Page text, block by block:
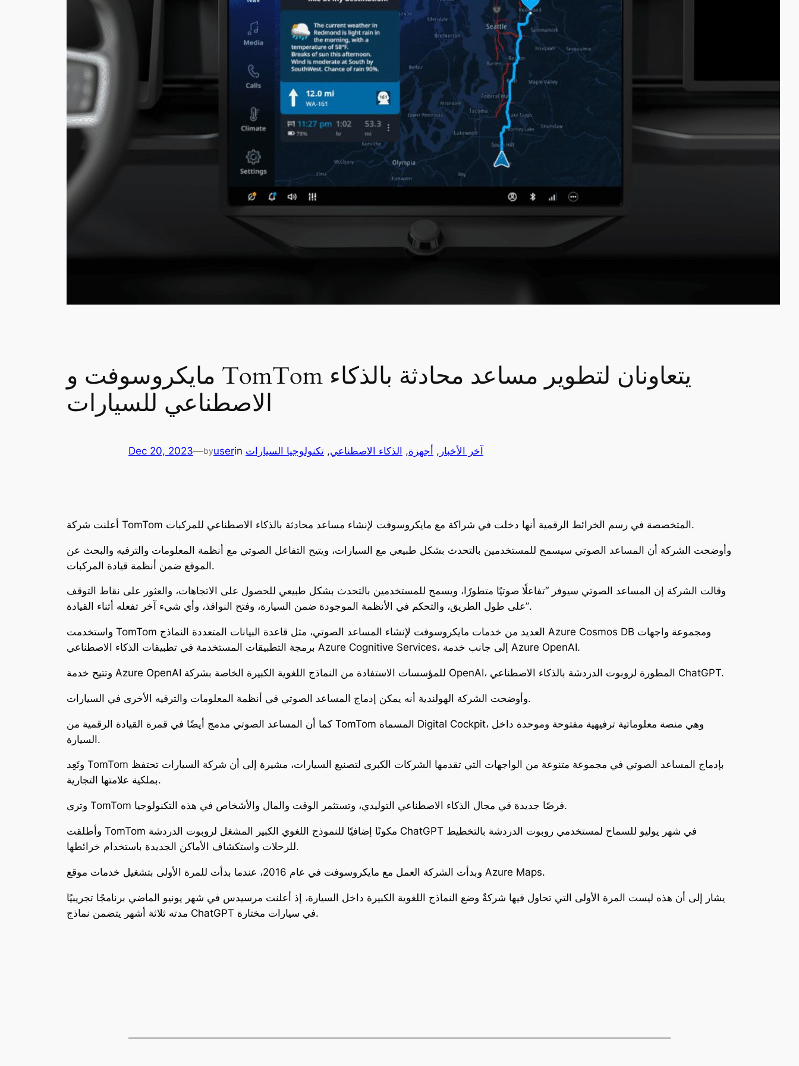
مايكروسوفت و TomTom يتعاونان لتطوير مساعد محادثة بالذكاء
الاصطناعي للسيارات
Dec 20, 2023—byuserin آخر الأخبار , أجهزة, الذكاء الاصطناعي, تكنولوجيا السيارات
أعلنت شركة TomTom المتخصصة في رسم الخرائط الرقمية أنها دخلت في شراكة مع مايكروسوفت لإنشاء مساعد محادثة بالذكاء الاصطناعي للمركبات.
وأوضحت الشركة أن المساعد الصوتي سيسمح للمستخدمين بالتحدث بشكل طبيعي مع السيارات، ويتيح التفاعل الصوتي مع أنظمة المعلومات والترفيه والبحث عن
الموقع ضمن أنظمة قيادة المركبات.
وقالت الشركة إن المساعد الصوتي سيوفر “تفاعلًا صوتيًا متطورًا، ويسمح للمستخدمين بالتحدث بشكل طبيعي للحصول على الاتجاهات، والعثور على نقاط التوقف
على طول الطريق، والتحكم في الأنظمة الموجودة ضمن السيارة، وفتح النوافذ، وأي شيء آخر تفعله أثناء القيادة”.
واستخدمت TomTom العديد من خدمات مايكروسوفت لإنشاء المساعد الصوتي، مثل قاعدة البيانات المتعددة النماذج Azure Cosmos DB ومجموعة واجهات
برمجة التطبيقات المستخدمة في تطبيقات الذكاء الاصطناعي Azure Cognitive Services، إلى جانب خدمة Azure OpenAI.
وتتيح خدمة Azure OpenAI للمؤسسات الاستفادة من النماذج اللغوية الكبيرة الخاصة بشركة OpenAI، المطورة لروبوت الدردشة بالذكاء الاصطناعي ChatGPT.
وأوضحت الشركة الهولندية أنه يمكن إدماج المساعد الصوتي في أنظمة المعلومات والترفيه الأخرى في السيارات.
كما أن المساعد الصوتي مدمج أيضًا في قمرة القيادة الرقمية من TomTom المسماة Digital Cockpit، وهي منصة معلوماتية ترفيهية مفتوحة وموحدة داخل
السيارة.
وتَعِد TomTom بإدماج المساعد الصوتي في مجموعة متنوعة من الواجهات التي تقدمها الشركات الكبرى لتصنيع السيارات، مشيرة إلى أن شركة السيارات تحتفظ
بملكية علامتها التجارية.
وترى TomTom فرصًا جديدة في مجال الذكاء الاصطناعي التوليدي، وتستثمر الوقت والمال والأشخاص في هذه التكنولوجيا.
وأطلقت TomTom مكونًا إضافيًا للنموذج اللغوي الكبير المشغل لروبوت الدردشة ChatGPT في شهر يوليو للسماح لمستخدمي روبوت الدردشة بالتخطيط
للرحلات واستكشاف الأماكن الجديدة باستخدام خرائطها.
وبدأت الشركة العمل مع مايكروسوفت في عام 2016، عندما بدأت للمرة الأولى بتشغيل خدمات موقع Azure Maps.
يشار إلى أن هذه ليست المرة الأولى التي تحاول فيها شركةٌ وضع النماذج اللغوية الكبيرة داخل السيارة، إذ أعلنت مرسيدس في شهر يونيو الماضي برنامجًا تجريبيًا
مدته ثلاثة أشهر يتضمن نماذج ChatGPT في سيارات مختارة.